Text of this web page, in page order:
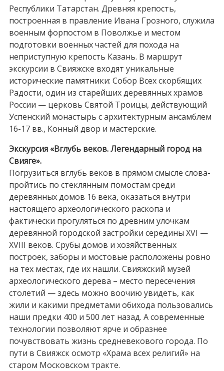
Республики Татарстан. Древняя крепость,
построенная в правление Ивана Грозного, служила
военным форпостом в Поволжье и местом
подготовки военных частей для похода на
неприступную крепость Казань. В маршрут
экскурсии в Свияжске входят уникальные
исторические памятники: Собор Всех скорбящих
Радости, один из старейших деревянных храмов
России — церковь Святой Троицы, действующий
Успенский монастырь с архитектурным ансамблем
16-17 вв., Конный двор и мастерские.
Экскурсия «Вглубь веков. Легендарный город на
Свияге».
Погрузиться вглубь веков в прямом смысле слова-
пройтись по стеклянным помостам среди
деревянных домов 16 века, оказаться внутри
настоящего археологического раскопа и
фактически прогуляться по древним улочкам
деревянной городской застройки середины XVI —
XVIII веков. Срубы домов и хозяйственных
построек, заборы и мостовые расположены ровно
на тех местах, где их нашли. Свияжский музей
археологического дерева – место пересечения
столетий — здесь можно воочию увидеть, как
жили и какими предметами обихода пользовались
наши предки 400 и 500 лет назад. А современные
технологии позволяют ярче и образнее
почувствовать жизнь средневекового города. По
пути в Свияжск осмотр «Храма всех религий» на
старом Московском тракте.